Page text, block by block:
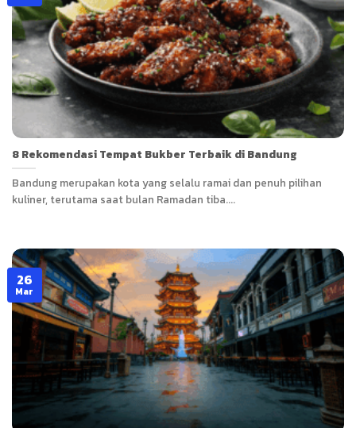
8 Rekomendasi Tempat Bukber Terbaik di Bandung
Bandung merupakan kota yang selalu ramai dan penuh pilihan
kuliner, terutama saat bulan Ramadan tiba....
26
Mar